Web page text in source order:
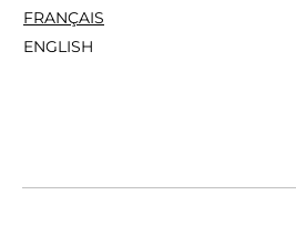
FRANÇAIS
ENGLISH